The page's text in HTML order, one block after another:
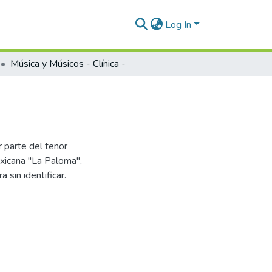
Log In
Música y Músicos - Clínica -
parte del tenor
"La Paloma",
sin identificar.